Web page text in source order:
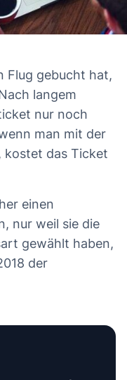
Flug gebucht hat,
langem
nur noch
man mit der
kostet das Ticket
einen
nur weil sie die
gewählt haben,
der